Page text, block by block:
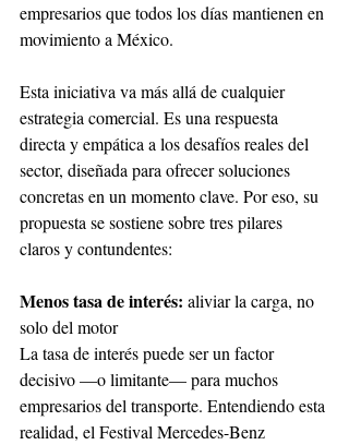
empresarios que todos los días mantienen en
movimiento a México.
Esta iniciativa va más allá de cualquier
estrategia comercial. Es una respuesta
directa y empática a los desafíos reales del
sector, diseñada para ofrecer soluciones
concretas en un momento clave. Por eso, su
propuesta se sostiene sobre tres pilares
claros y contundentes:
Menos tasa de interés: aliviar la carga, no
solo del motor
La tasa de interés puede ser un factor
decisivo —o limitante— para muchos
empresarios del transporte. Entendiendo esta
realidad, el Festival Mercedes-Benz